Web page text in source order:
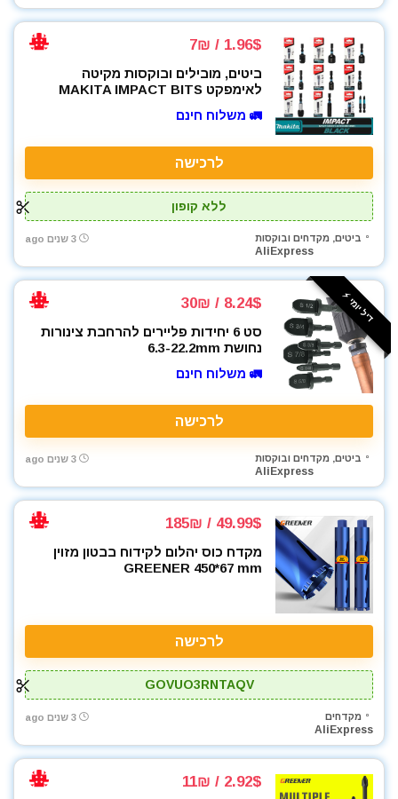
1.96$ / 7₪
ביטים, מובילים ובוקסות מקיטה
לאימפקט MAKITA IMPACT BITS
🚛 משלוח חינם
לרכישה
ללא קופון
ביטים, מקדחים ובוקסות
AliExpress
3 שנים ago
דיל יומי ⚡️ 8.24$ / 30₪
סט 6 יחידות פליירים להרחבת צינורות
נחושת 6.3-22.2mm
🚛 משלוח חינם
לרכישה
ביטים, מקדחים ובוקסות
AliExpress
3 שנים ago
49.99$ / 185₪
מקדח כוס יהלום לקידוח בבטון מזוין
GREENER 450*67 mm
לרכישה
GOVUO3RNTAQV
מקדחים
AliExpress
3 שנים ago
2.92$ / 11₪